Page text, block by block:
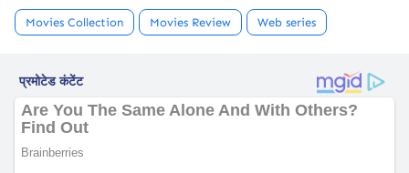
Movies Collection Movies Review Web series